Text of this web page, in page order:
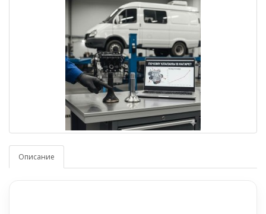
Описание